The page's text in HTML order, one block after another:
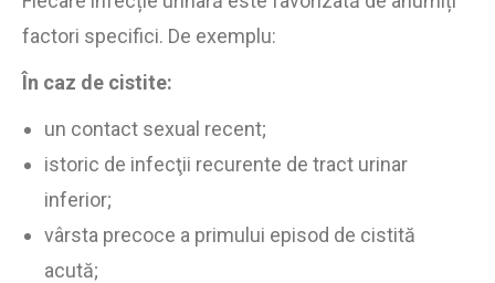
factori specifici. De exemplu:
În caz de cistite:
un contact sexual recent;
istoric de infecţii recurente de tract urinar
inferior;
vârsta precoce a primului episod de cistită
acută;